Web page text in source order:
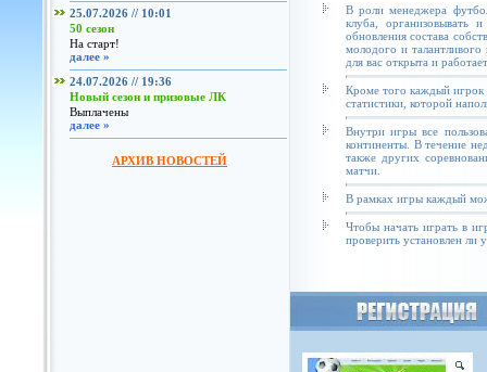
25.07.2026 // 10:01
50 сезон
На старт!
далее »
24.07.2026 // 19:36
Новый сезон и призовые ЛК
Выплачены
далее »
АРХИВ НОВОСТЕЙ
В роли менеджера
клуба, организовывать
обновления состава
молодого и талантливого
для вас открыта и
Кроме того каждый игрок
статистики, которой
Внутри игры все
континенты. В течение
также других
матчи.
В рамках игры каждый
Чтобы начать играть в
проверить установлен ли